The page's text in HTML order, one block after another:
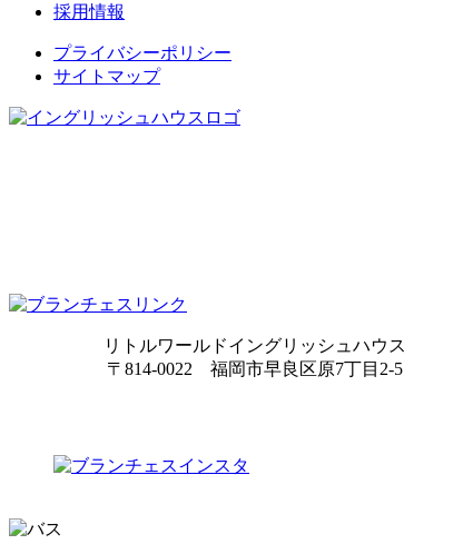
採用情報
プライバシーポリシー
サイトマップ
リトルワールドイングリッシュハウス
〒814-0022 福岡市早良区原7丁目2-5